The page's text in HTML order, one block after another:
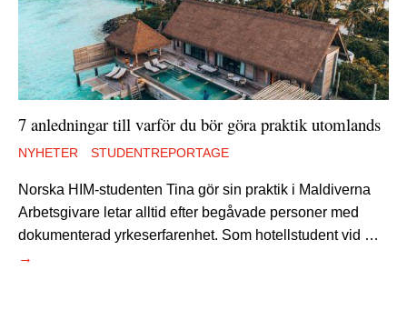
7 anledningar till varför du bör göra praktik utomlands
NYHETER STUDENTREPORTAGE
Norska HIM-studenten Tina gör sin praktik i Maldiverna
Arbetsgivare letar alltid efter begåvade personer med
dokumenterad yrkeserfarenhet. Som hotellstudent vid …
→